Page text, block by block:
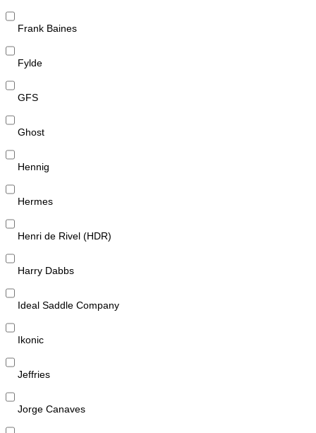
Frank Baines
Fylde
GFS
Ghost
Hennig
Hermes
Henri de Rivel (HDR)
Harry Dabbs
Ideal Saddle Company
Ikonic
Jeffries
Jorge Canaves